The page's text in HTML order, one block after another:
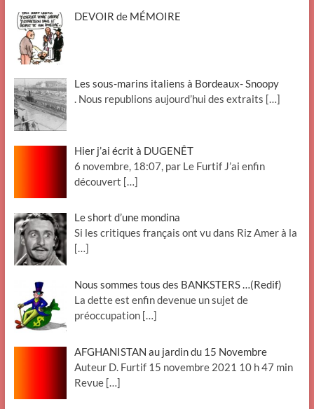
DEVOIR de MÉMOIRE
Les sous-marins italiens à Bordeaux- Snoopy
. Nous republions aujourd’hui des extraits […]
Hier j’ai écrit à DUGENÊT
6 novembre, 18:07, par Le Furtif J’ai enfin
découvert […]
Le short d’une mondina
Si les critiques français ont vu dans Riz Amer à la
[…]
Nous sommes tous des BANKSTERS …(Redif)
La dette est enfin devenue un sujet de
préoccupation […]
AFGHANISTAN au jardin du 15 Novembre
Auteur D. Furtif 15 novembre 2021 10 h 47 min
Revue […]